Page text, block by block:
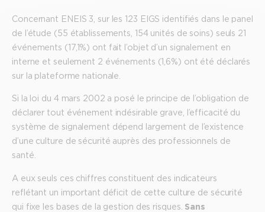
Concernant ENEIS 3, sur les 123 EIGS identifiés dans le panel
de l’étude (55 établissements, 154 unités de soins) seuls 21
événements (17,1%) ont fait l’objet d’un signalement en
interne et seulement 2 événements (1,6%) ont été déclarés
sur la plateforme nationale.
Si la loi du 4 mars 2002 a posé le principe de l’obligation de
déclarer tout événement indésirable grave, l’efficacité du
système de signalement dépend largement de l’existence
d’une culture de sécurité auprès des professionnels de
santé.
A eux seuls ces chiffres constituent des indicateurs
reflétant un important déficit de cette culture de sécurité
qui fixe les bases de la gestion des risques. Sans